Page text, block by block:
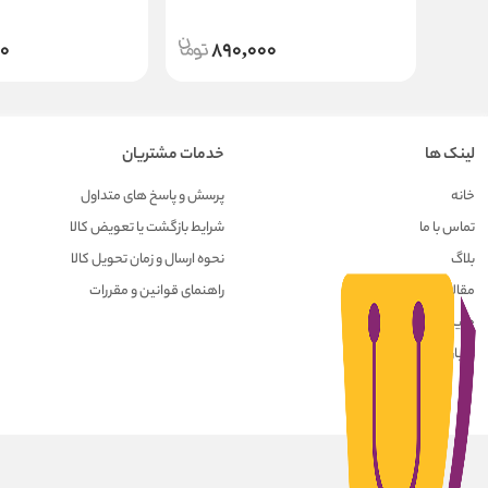
890,000
لینک ها
خانه
تماس با ما
بلاگ
مقالات
حریم خصوصی کاربران
درباره ما
خدمات مشتریان
پرسش و پاسخ های متداول
شرایط بازگشت یا تعویض کالا
نحوه ارسال و زمان تحویل کالا
راهنمای قوانین و مقررات